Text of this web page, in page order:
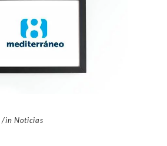
in Noticias